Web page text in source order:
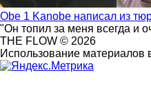
Obe 1 Kanobe написал из
"Он топил за меня всегда и
THE FLOW © 2026
Использование материалов